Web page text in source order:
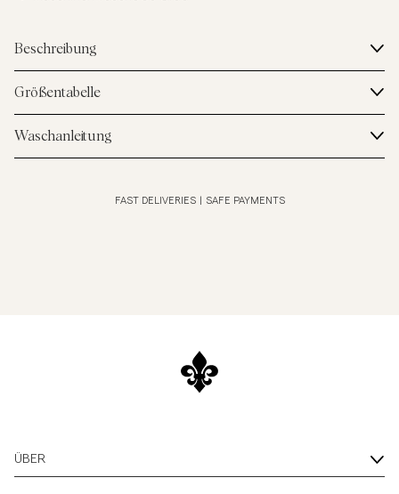
Beschreibung
Größentabelle
Waschanleitung
FAST DELIVERIES SAFE PAYMENTS
ÜBER